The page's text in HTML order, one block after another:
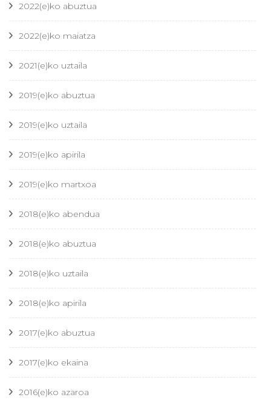
2022(e)ko abuztua
2022(e)ko maiatza
2021(e)ko uztaila
2019(e)ko abuztua
2019(e)ko uztaila
2019(e)ko apirila
2019(e)ko martxoa
2018(e)ko abendua
2018(e)ko abuztua
2018(e)ko uztaila
2018(e)ko apirila
2017(e)ko abuztua
2017(e)ko ekaina
2016(e)ko azaroa